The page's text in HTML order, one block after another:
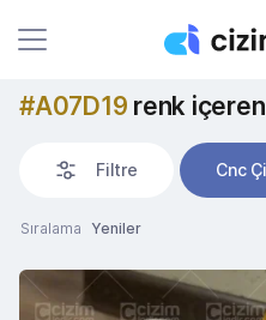
#A07D19 renk
Filtre Cnc
Sıralama Yeniler